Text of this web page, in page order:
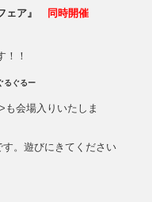
ェア』
同時開催
！！
るぐるー
も会場入りいたしま
。遊びにきてください